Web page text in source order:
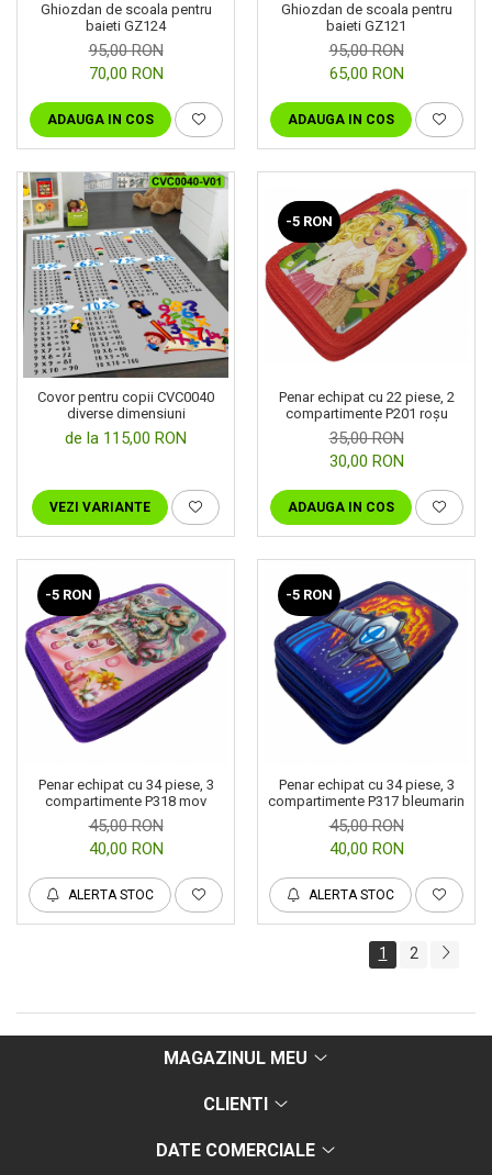
Ghiozdan de scoala pentru
baieti GZ124
95,00 RON
70,00 RON
ADAUGA IN COS
Ghiozdan de scoala pentru
baieti GZ121
95,00 RON
65,00 RON
ADAUGA IN COS
Covor pentru copii CVC0040
diverse dimensiuni
de la 115,00 RON
VEZI VARIANTE
-5 RON
Penar echipat cu 22 piese, 2
compartimente P201 roșu
35,00 RON
30,00 RON
ADAUGA IN COS
-5 RON
Penar echipat cu 34 piese, 3
compartimente P318 mov
45,00 RON
40,00 RON
ALERTA STOC
-5 RON
Penar echipat cu 34 piese, 3
compartimente P317 bleumarin
45,00 RON
40,00 RON
ALERTA STOC
1 2
MAGAZINUL MEU
CLIENTI
DATE COMERCIALE